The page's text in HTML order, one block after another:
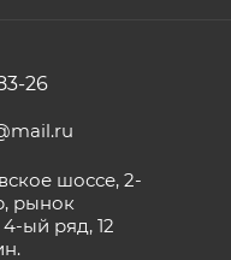
26
шоссе, 2-
рынок
ый ряд, 12